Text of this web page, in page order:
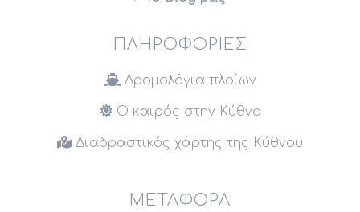
ΠΛΗΡΟΦΟΡΊΕΣ
Δρομολόγια πλοίων
Ο καιρός στην Κύθνο
Διαδραστικός χάρτης της Κύθνου
ΜΕΤΑΦΟΡΆ